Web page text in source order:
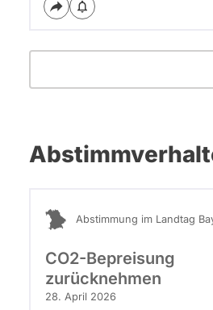
Abstimmung im Landtag
CO2-Bepreisung
zurücknehmen
28. April 2026